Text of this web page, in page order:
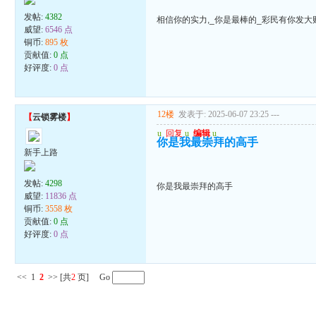
发帖:4382
威望:6546 点
铜币:895 枚
贡献值:0 点
好评度:0 点
相信你的实力,_你是最棒的_彩民有你发大
【云锁雾楼】
新手上路
发帖:4298
威望: 11836 点
铜币:3558 枚
贡献值:0 点
好评度:0 点
12楼 发表于: 2025-06-07 23:25 ---
u 回复 u 编辑 u
你是我最崇拜的高手
你是我最崇拜的高手
<< 1 2 >> [共2 页] Go